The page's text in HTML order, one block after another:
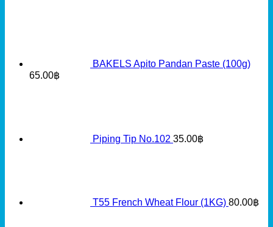
BAKELS Apito Pandan Paste (100g)
65.00฿
Piping Tip No.102 35.00฿
T55 French Wheat Flour (1KG) 80.00฿